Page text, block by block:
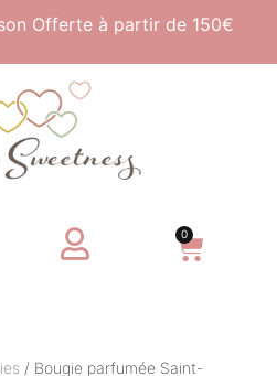
Offerte à partir de 150€
0
/ Bougie parfumée Saint-